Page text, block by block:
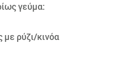
γεύμα:
με ρύζι/κινόα